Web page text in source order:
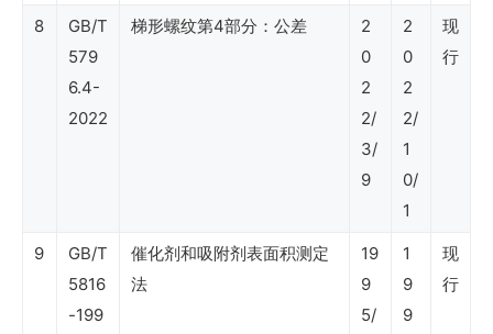
术）
8
GB/T
579
6.4-
2022
梯形螺纹第4部分：公差
2
0
2
2/
3/
9
2
0
2
2/
1
0/
1
现
行
9
GB/T
5816
-199
催化剂和吸附剂表面积测定
法
19
9
5/
1
9
9
现
行